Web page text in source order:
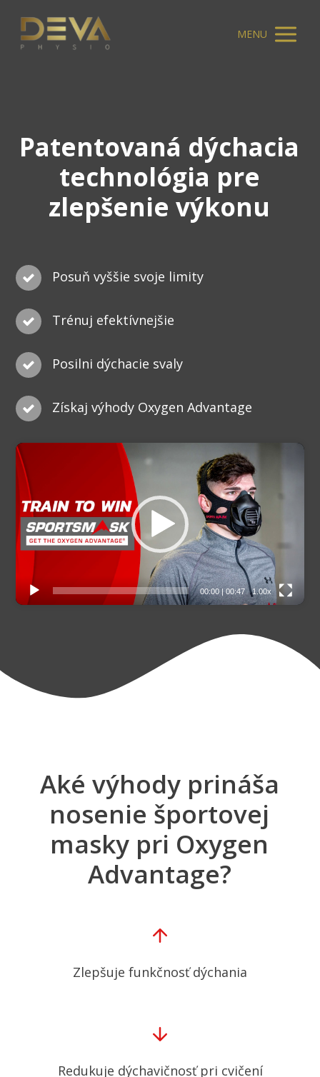
MENU
Patentovaná dýchacia
technológia pre
zlepšenie výkonu
Posuň vyššie svoje limity
Trénuj efektívnejšie
Posilni dýchacie svaly
Získaj výhody Oxygen Advantage
Video
prehrávač
00:00|00:47 1.00x
Aké výhody prináša
nosenie športovej
masky pri Oxygen
Advantage?
Zlepšuje funkčnosť dýchania
Redukuje dýchavičnosť pri cvičení